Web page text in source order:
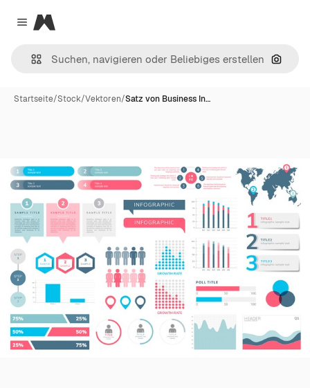
Close menu
Magnific
Nach
Startseite/Stock/Vektoren/Satz von Business In…